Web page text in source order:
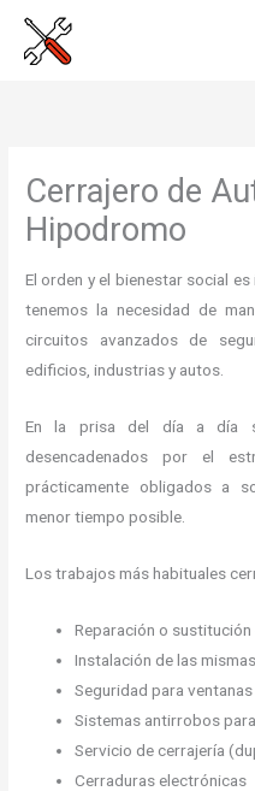
Cerrajero de
Hipodromo
El orden y el bienestar social
tenemos la necesidad de
circuitos avanzados de
edificios, industrias y autos.
En la prisa del día a día
desencadenados por el
prácticamente obligados a
menor tiempo posible.
Los trabajos más habituales
Reparación o sustitución
Instalación de las mismas
Seguridad para
Sistemas antirrobos
Servicio de cerrajería
Cerraduras electrónicas